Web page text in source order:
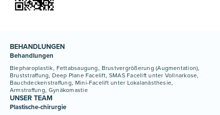
BEHANDLUNGEN
Behandlungen
Blepharoplastik Fettabsaugung Brustvergrößerung (Augmentation)
Bruststraffung Deep Plane Facelift SMAS Facelift unter Vollnarkose
Bauchdeckenstraffung Mini-Facelift unter Lokalanästhesie
Armstraffung Gynäkomastie
UNSER TEAM
Plastische-chirurgie